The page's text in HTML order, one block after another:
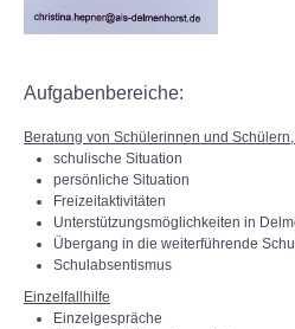
Aufgabenbereiche:
Beratung von Schülerinnen und
schulische Situation
persönliche Situation
Freizeitaktivitäten
Unterstützungsmöglichkeiten in
Übergang in die weiterführende
Schulabsentismus
Einzelfallhilfe
Einzelgespräche